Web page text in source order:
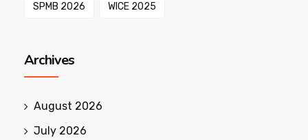
SPMB 2026 WICE 2025
Archives
August 2026
July 2026